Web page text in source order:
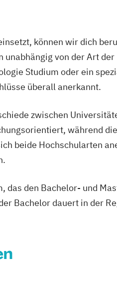
können wir dich
von der Art
Studium oder ein
überall anerkannt.
zwischen
während
beide Hochschularten
das den Bachelor- und
Bachelor dauert in der